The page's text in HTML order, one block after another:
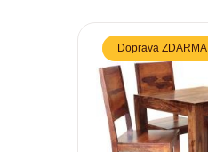
Doprava ZDARMA